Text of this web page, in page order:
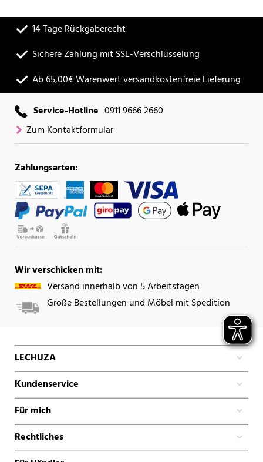
14 Tage Rückgaberecht
Sichere Zahlung mit SSL-Verschlüsselung
Ab 65,00€ Warenwert versandkostenfreie Lieferung
Service-Hotline 0911 9666 2660
Zum Kontaktformular
Zahlungsarten:
Wir verschicken mit:
Versand innerhalb von 5 Arbeitstagen
Große Bestellungen und Möbel mit Spedition
LECHUZA
Kundenservice
Für mich
Rechtliches